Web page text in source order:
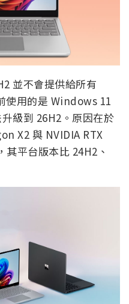
並不會提供給所有
使用的是 Windows 11
級到 26H2。原因在於
X2 與 NVIDIA RTX
平台版本比 24H2、